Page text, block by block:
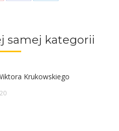
samej kategorii
Krukowskiego